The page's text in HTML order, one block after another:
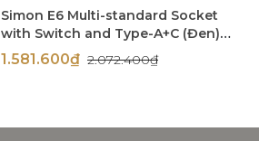
Simon E6 Multi-standard Socket
with Switch and Type-A+C (Đen),
72E7253-26
1.581.600₫ 2.072.400₫